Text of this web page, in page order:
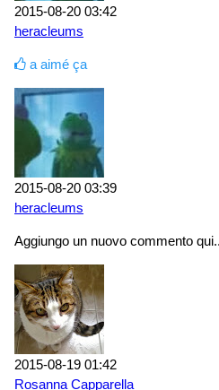
2015-08-20 03:42
heracleums
a aimé ça
2015-08-20 03:39
heracleums
Aggiungo un nuovo commento
2015-08-19 01:42
Rosanna Capparella